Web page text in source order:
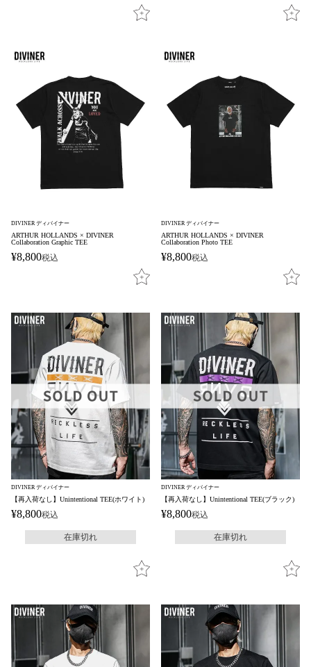
DIVINER ディバイナー
ARTHUR HOLLANDS × DIVINER
Collaboration Graphic TEE
¥8,800税込
DIVINER ディバイナー
ARTHUR HOLLANDS × DIVINER
Collaboration Photo TEE
¥8,800税込
DIVINER ディバイナー
【再入荷なし】Unintentional TEE(ホワイト)
¥8,800税込
在庫切れ
DIVINER ディバイナー
【再入荷なし】Unintentional TEE(ブラック)
¥8,800税込
在庫切れ